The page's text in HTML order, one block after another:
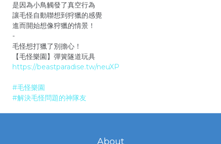
是因為小鳥觸發了真空行為
讓毛怪自動聯想到狩獵的感覺
進而開始想像狩獵的情景！
-
毛怪想打獵了別擔心！
【毛怪樂園】彈簧隧道玩具
https://beastparadise.tw/neuXP
#毛怪樂園
#解決毛怪問題的神隊友
About